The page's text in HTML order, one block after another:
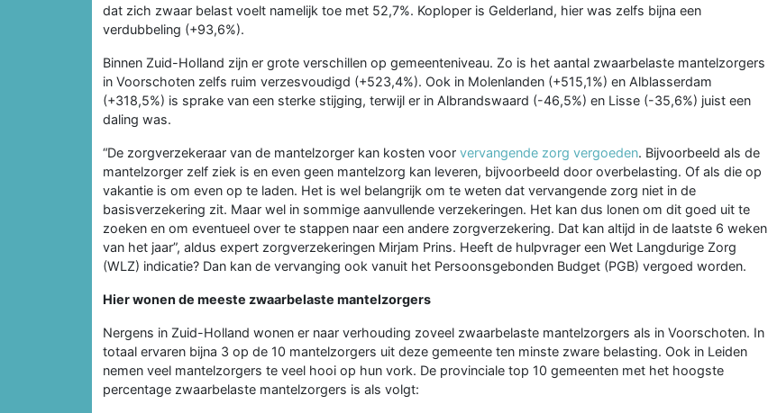
dat zich zwaar belast voelt namelijk toe met 52,7%. Koploper is Gelderland, hier was zelfs bijna een
verdubbeling (+93,6%).
Binnen Zuid-Holland zijn er grote verschillen op gemeenteniveau. Zo is het aantal zwaarbelaste mantelzorgers
in Voorschoten zelfs ruim verzesvoudigd (+523,4%). Ook in Molenlanden (+515,1%) en Alblasserdam
(+318,5%) is sprake van een sterke stijging, terwijl er in Albrandswaard (-46,5%) en Lisse (-35,6%) juist een
daling was.
“De zorgverzekeraar van de mantelzorger kan kosten voor vervangende zorg vergoeden. Bijvoorbeeld als de
mantelzorger zelf ziek is en even geen mantelzorg kan leveren, bijvoorbeeld door overbelasting. Of als die op
vakantie is om even op te laden. Het is wel belangrijk om te weten dat vervangende zorg niet in de
basisverzekering zit. Maar wel in sommige aanvullende verzekeringen. Het kan dus lonen om dit goed uit te
zoeken en om eventueel over te stappen naar een andere zorgverzekering. Dat kan altijd in de laatste 6 weken
van het jaar”, aldus expert zorgverzekeringen Mirjam Prins. Heeft de hulpvrager een Wet Langdurige Zorg
(WLZ) indicatie? Dan kan de vervanging ook vanuit het Persoonsgebonden Budget (PGB) vergoed worden.
Hier wonen de meeste zwaarbelaste mantelzorgers
Nergens in Zuid-Holland wonen er naar verhouding zoveel zwaarbelaste mantelzorgers als in Voorschoten. In
totaal ervaren bijna 3 op de 10 mantelzorgers uit deze gemeente ten minste zware belasting. Ook in Leiden
nemen veel mantelzorgers te veel hooi op hun vork. De provinciale top 10 gemeenten met het hoogste
percentage zwaarbelaste mantelzorgers is als volgt: